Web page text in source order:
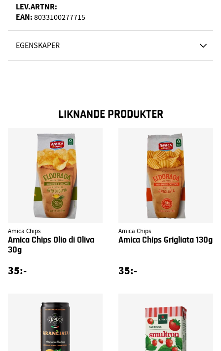
LEV.ARTNR:
EAN: 8033100277715
EGENSKAPER
LIKNANDE PRODUKTER
Amica Chips
Amica Chips Olio di Oliva
30g
35:-
Amica Chips
Amica Chips Grigliata 130g
35:-